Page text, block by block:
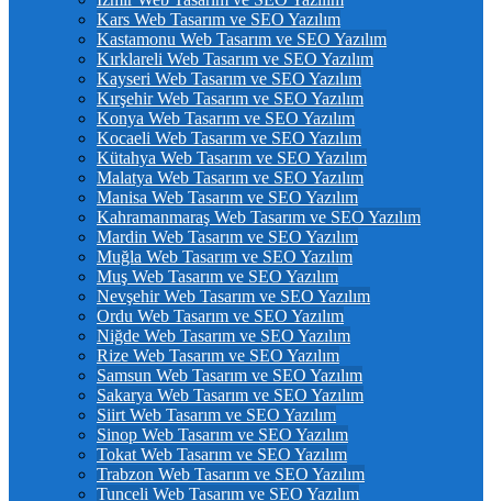
Kars Web Tasarım ve SEO Yazılım
Kastamonu Web Tasarım ve SEO Yazılım
Kırklareli Web Tasarım ve SEO Yazılım
Kayseri Web Tasarım ve SEO Yazılım
Kırşehir Web Tasarım ve SEO Yazılım
Konya Web Tasarım ve SEO Yazılım
Kocaeli Web Tasarım ve SEO Yazılım
Kütahya Web Tasarım ve SEO Yazılım
Malatya Web Tasarım ve SEO Yazılım
Manisa Web Tasarım ve SEO Yazılım
Kahramanmaraş Web Tasarım ve SEO Yazılım
Mardin Web Tasarım ve SEO Yazılım
Muğla Web Tasarım ve SEO Yazılım
Muş Web Tasarım ve SEO Yazılım
Nevşehir Web Tasarım ve SEO Yazılım
Ordu Web Tasarım ve SEO Yazılım
Niğde Web Tasarım ve SEO Yazılım
Rize Web Tasarım ve SEO Yazılım
Samsun Web Tasarım ve SEO Yazılım
Sakarya Web Tasarım ve SEO Yazılım
Siirt Web Tasarım ve SEO Yazılım
Sinop Web Tasarım ve SEO Yazılım
Tokat Web Tasarım ve SEO Yazılım
Trabzon Web Tasarım ve SEO Yazılım
Tunceli Web Tasarım ve SEO Yazılım